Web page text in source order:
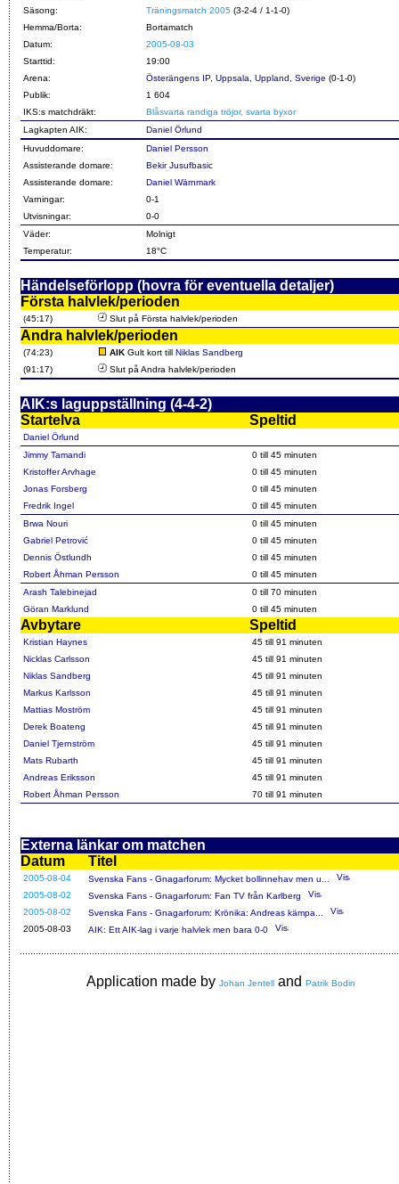
Säsong:
Träningsmatch 2005 (3-2-4 / 1-1-0)
Hemma/Borta:
Bortamatch
Datum:
2005-08-03
Starttid:
19:00
Arena:
Österängens IP, Uppsala, Uppland, Sverige (0-1-0)
Publik:
1 604
IKS:s matchdräkt:
Blåsvarta randiga tröjor, svarta byxor
Lagkapten AIK:
Daniel Örlund
Huvuddomare:
Daniel Persson
Assisterande domare:
Bekir Jusufbasic
Assisterande domare:
Daniel Wärnmark
Varningar:
0-1
Utvisningar:
0-0
Väder:
Molnigt
Temperatur:
18°C
Händelseförlopp (hovra för eventuella detaljer)
Första halvlek/perioden
(45:17) Slut på Första halvlek/perioden
Andra halvlek/perioden
(74:23) AIK Gult kort till Niklas Sandberg
(91:17)
Slut på Andra halvlek/perioden
AIK:s laguppställning (4-4-2)
Startelva
Speltid
Daniel Örlund
Jimmy Tamandi
0 till 45 minuten
Kristoffer Arvhage
0 till 45 minuten
Jonas Forsberg
0 till 45 minuten
Fredrik Ingel
0 till 45 minuten
Brwa Nouri
0 till 45 minuten
Gabriel Petrović
0 till 45 minuten
Dennis Östlundh
0 till 45 minuten
Robert Åhman Persson
0 till 45 minuten
Arash Talebinejad
0 till 70 minuten
Göran Marklund
0 till 45 minuten
Avbytare Speltid
Kristian Haynes
45 till 91 minuten
Nicklas Carlsson
45 till 91 minuten
Niklas Sandberg
45 till 91 minuten
Markus Karlsson
45 till 91 minuten
Mattias Moström
45 till 91 minuten
Derek Boateng
45 till 91 minuten
Daniel Tjernström
45 till 91 minuten
Mats Rubarth
45 till 91 minuten
Andreas Eriksson
45 till 91 minuten
Robert Åhman Persson
70 till 91 minuten
Externa länkar om matchen
Datum
Titel
2005-08-04
Svenska Fans - Gnagarforum: Mycket bollinnehav men u...
2005-08-02
Svenska Fans - Gnagarforum: Fan TV från Karlberg
2005-08-02
Svenska Fans - Gnagarforum: Krönika: Andreas kämpa...
2005-08-03
AIK: Ett AIK-lag i varje halvlek men bara 0-0
Application made by Johan Jentell and Patrik Bodin